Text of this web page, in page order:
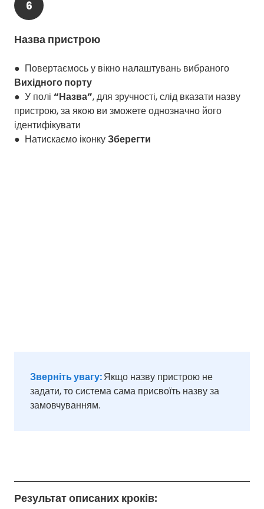
6
Назва пристрою
● Повертаємось у вікно налаштувань вибраного
Вихідного порту
● У полі “Назва”, для зручності, слід вказати назву
пристрою, за якою ви зможете однозначно його
ідентифікувати
● Натискаємо іконкуЗберегти
Зверніть увагу:Якщо назву пристрою не
задати, то система сама присвоїть назву за
замовчуванням.
Результат описаних кроків: